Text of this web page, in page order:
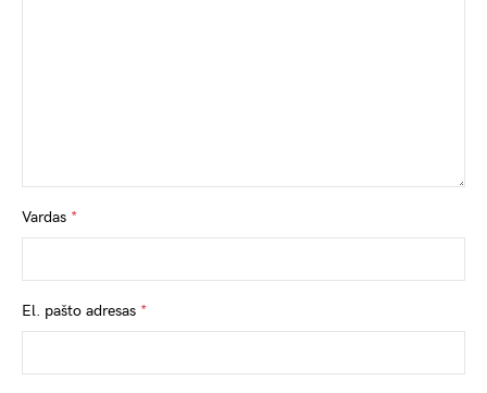
Vardas *
El. pašto adresas *